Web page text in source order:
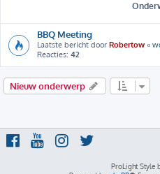
BBQ Meeting
Laatste bericht door Robertow «
Reacties: 42
Nieuw onderwerp
ProLight Style